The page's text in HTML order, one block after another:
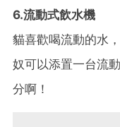
6.流動式飲水機
貓喜歡喝流動的水
奴可以添置一台流
分啊！